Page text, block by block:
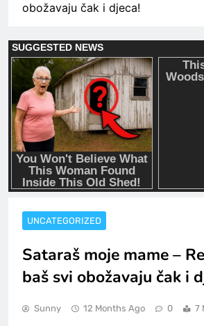
obožavaju čak i djeca!
UNCATEGORIZED
Sataraš moje mame –
baš svi obožavaju čak i
Sunny 12 Months Ago 0 7